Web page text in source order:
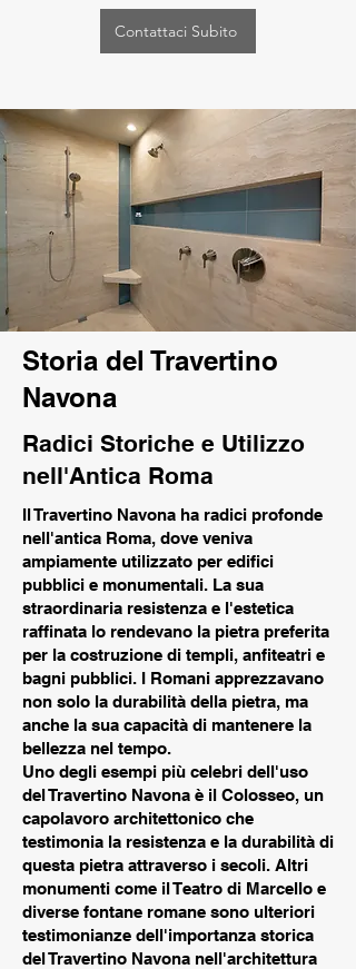
Contattaci Subito
Storia del Travertino
Navona
Radici Storiche e Utilizzo
nell'Antica Roma
Il Travertino Navona ha radici profonde
nell'antica Roma, dove veniva
ampiamente utilizzato per edifici
pubblici e monumentali. La sua
straordinaria resistenza e l'estetica
raffinata lo rendevano la pietra preferita
per la costruzione di templi, anfiteatri e
bagni pubblici. I Romani apprezzavano
non solo la durabilità della pietra, ma
anche la sua capacità di mantenere la
bellezza nel tempo.
Uno degli esempi più celebri dell'uso
del Travertino Navona è il Colosseo, un
capolavoro architettonico che
testimonia la resistenza e la durabilità di
questa pietra attraverso i secoli. Altri
monumenti come il Teatro di Marcello e
diverse fontane romane sono ulteriori
testimonianze dell'importanza storica
del Travertino Navona nell'architettura